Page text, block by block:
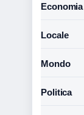
Economia
Locale
Mondo
Politica